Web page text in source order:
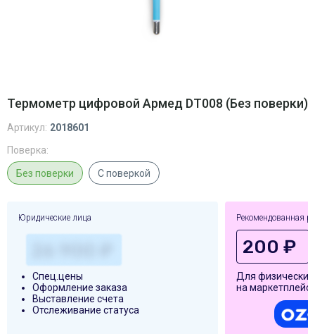
Термометр цифровой Армед DT008 (Без поверки)
Артикул: 2018601
Поверка:
Без поверки С поверкой
Юридические лица
Спец.цены
Оформление заказа
Выставление счета
Отслеживание статуса
Рекомендованная
200 ₽
Для
на